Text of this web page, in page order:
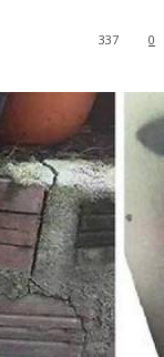
0
337